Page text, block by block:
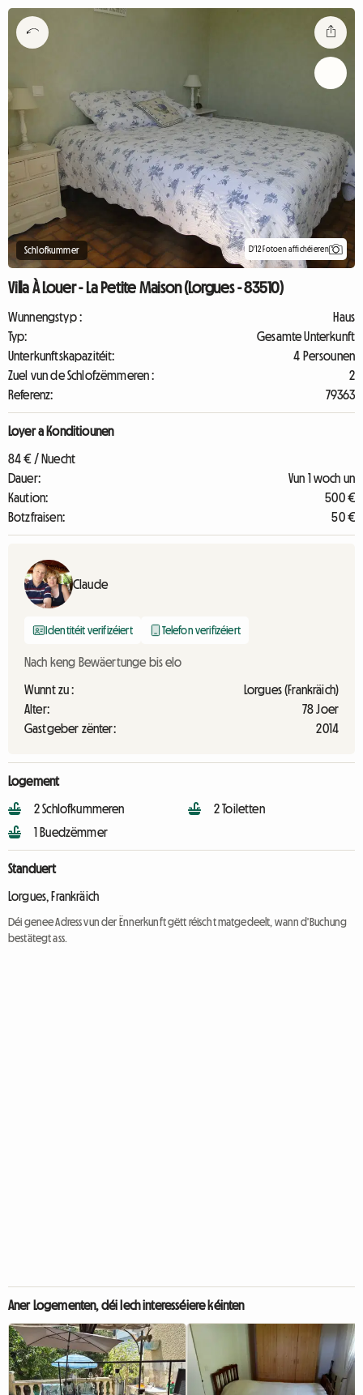
Schlofkummer D'12 Fotoen affichéieren
Villa À Louer - La Petite Maison (Lorgues - 83510)
Wunnengstyp :
Haus
Typ:
Gesamte Unterkunft
Unterkunftskapazitéit:
4 Persounen
Zuel vun de Schlofzëmmeren :
2
Referenz:
79363
Loyer a Konditiounen
84 € / Nuecht
Dauer:
Vun 1 woch un
Kaution:
500 €
Botzfraisen:
50 €
Claude
Identitéit verifizéiert Telefon verifizéiert
Nach keng Bewäertunge bis elo
Wunnt zu :
Lorgues (Frankräich)
Alter:
78 Joer
Gastgeber zënter:
2014
Logement
2 Schlofkummeren
1 Buedzëmmer
2 Toiletten
Standuert
Lorgues, Frankräich
Déi genee Adress vun der Ënnerkunft gëtt réischt matgedeelt, wann d'Buchung
bestätegt ass.
Aner Logementen, déi Iech interesséiere kéinten